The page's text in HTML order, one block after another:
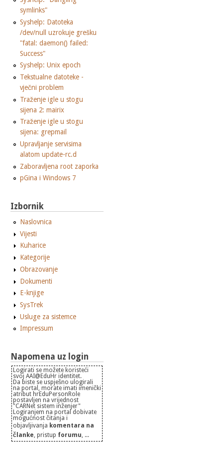
symlinks"
Syshelp: Datoteka
/dev/null uzrokuje grešku
"fatal: daemon() failed:
Success"
Syshelp: Unix epoch
Tekstualne datoteke -
vječni problem
Traženje igle u stogu
sijena 2: mairix
Traženje igle u stogu
sijena: grepmail
Upravljanje servisima
alatom update-rc.d
Zaboravljena root zaporka
pGina i Windows 7
Izbornik
Naslovnica
Vijesti
Kuharice
Kategorije
Obrazovanje
Dokumenti
E-knjige
SysTrek
Usluge za sistemce
Impressum
Napomena uz login
Logirati se možete koristeći
svoj AAI@EduHr identitet.
Da biste se uspješno ulogirali
na portal, morate imati imenički
atribut hrEduPersonRole
postavljen na vrijednost
"CARNet sistem inženjer"
Logiranjem na portal dobivate
mogućnost čitanja i
objavljivanja komentara na
članke, pristup forumu, ...